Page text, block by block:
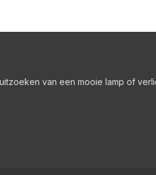
van een mooie lamp of